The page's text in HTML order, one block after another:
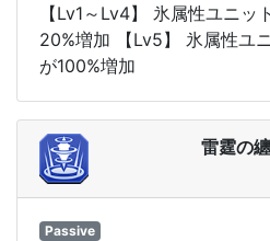
【Lv1～Lv4】 氷属性ユニ
20%増加 【Lv5】 氷属性ユ
が100%増加
雷霆の
Passive